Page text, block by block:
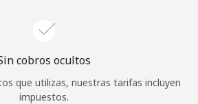
¿Olvidaste tu contraseña? →
cobros ocultos
que utilizas, nuestras tarifas incluyen
impuestos.